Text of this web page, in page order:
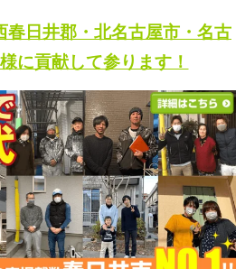
春日井郡・北名古屋市・名古
に貢献して参ります！